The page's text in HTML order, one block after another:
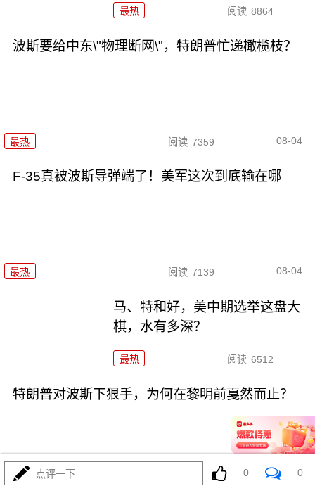
最热 阅读 8864
波斯要给中东\"物理断网\"，特朗普忙递橄榄枝？
最热 阅读 7359 08-04
F-35真被波斯导弹端了！美军这次到底输在哪
最热 阅读 7139 08-04
马、特和好，美中期选举这盘大
棋，水有多深？
最热 阅读 6512
特朗普对波斯下狠手，为何在黎明前戛然而止？
点评一下 0 0